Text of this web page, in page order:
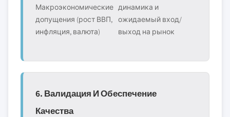
Макроэкономические
допущения (рост ВВП,
инфляция, валюта)
динамика и
ожидаемый вход/
выход на рынок
6. Валидация И Обеспечение
Качества